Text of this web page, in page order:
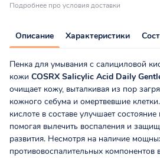
Подробнее про условия доставки
Описание Характеристики
Пенка для умывания с салициловой
кожи COSRX Salicylic Acid Daily
очищает кожу, выталкивая из пор
кожного себума и омертвевшие
кислоте в составе улучшает
помогая вылечить воспаления и
развития. Несмотря на наличие
противовоспалительных компонентов